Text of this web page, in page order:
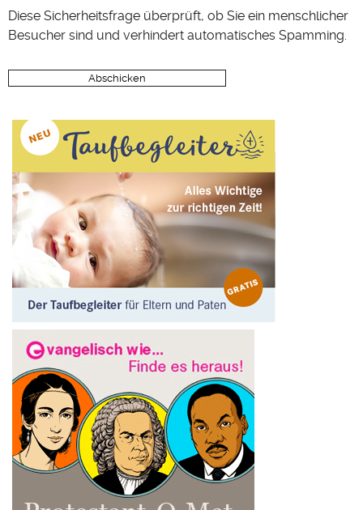
Diese Sicherheitsfrage überprüft, ob Sie ein menschlicher
Besucher sind und verhindert automatisches Spamming.